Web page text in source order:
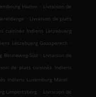
Hamm . Livraison de
. Livraison de plats
cuisinés Indiens Lëtzebuerg
Lëtzebuerg Gaasperech .
Süd . Livraison de
de plats cuisinés Indiens
Indiens Luxemburg Märel .
Limpertsberg . Livraison de